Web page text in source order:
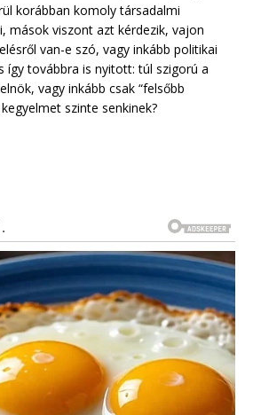
korábban komoly társadalmi
mások viszont azt kérdezik, vajon
van-e szó, vagy inkább politikai
így továbbra is nyitott: túl szigorú a
vagy inkább csak “felsőbb
szinte senkinek?